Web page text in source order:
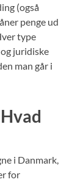
(også
penge ud
type
juridiske
man går i
i Danmark,
for